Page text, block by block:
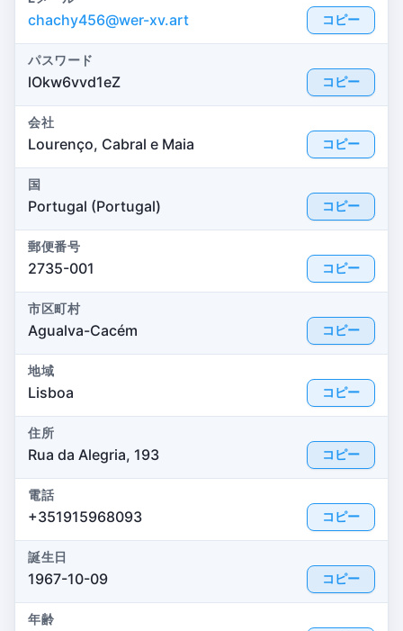
chachy456@wer-xv.art コピー
パスワード
lOkw6vvd1eZ コピー
会社
Lourenço, Cabral e Maia コピー
国
Portugal (Portugal) コピー
郵便番号
2735-001 コピー
市区町村
Agualva-Cacém コピー
地域
Lisboa コピー
住所
Rua da Alegria, 193 コピー
電話
+351915968093 コピー
誕生日
1967-10-09 コピー
年齢